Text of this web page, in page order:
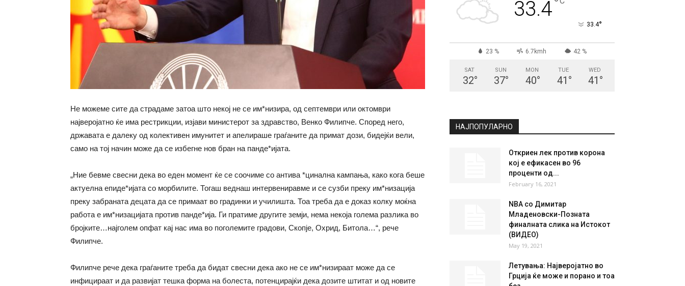
Не можеме сите да страдаме затоа што некој не се им*низира, од септември или октомври
најверојатно ќе има рестрикции, изјави министерот за здравство, Венко Филипче. Според него,
државата е далеку од колективен имунитет и апелираше граѓаните да примат дози, бидејќи вели,
само на тој начин може да се избегне нов бран на панде*ијата.
„Ние бевме свесни дека во еден момент ќе се соочиме со антива *цинална кампања, како кога беше
актуелна епиде*ијата со морбилите. Тогаш веднаш интервениравме и се сузби преку им*низација
преку забраната децата да се примаат во градинки и училишта. Тоа треба да е доказ колку моќна
работа е им*низацијата против панде*ија. Ги пратиме другите земји, нема некоја голема разлика во
бројките…најголем опфат кај нас има во поголемите градови, Скопје, Охрид, Битола…“, рече
Филипче.
Филипче рече дека граѓаните треба да бидат свесни дека ако не се им*низираат може да се
инфицираат и да развијат тешка форма на болеста, потенцирајќи дека дозите штитат и од новите
33.4
33.4°
23 % 6.7kmh 42 %
SAT
32°
SUN
37°
MON
40°
TUE
41 °
WED
41 °
НАЈПОПУЛАРНО
Откриен лек против корона
кој е ефикасен во 96
проценти од...
February 16, 2021
NBA со Димитар
Младеновски-Позната
финалната слика на Истокот
(ВИДЕО)
May 19, 2021
Летувања: Најверојатно во
Грција ќе може и порано и тоа